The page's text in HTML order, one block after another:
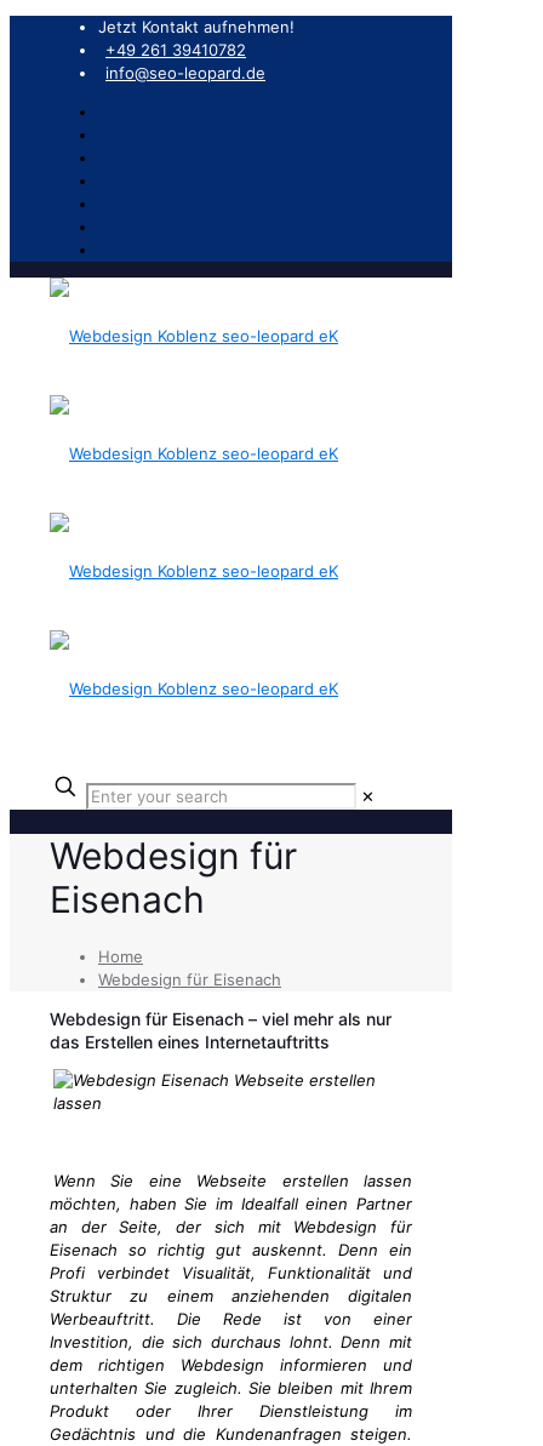
Jetzt Kontakt aufnehmen!
+49 261 39410782
info@seo-leopard.de
✕
Webdesign für
Eisenach
Home
Webdesign für Eisenach
Webdesign für Eisenach – viel mehr als nur
das Erstellen eines Internetauftritts
Wenn Sie eine Webseite erstellen lassen
möchten, haben Sie im Idealfall einen Partner
an der Seite, der sich mit Webdesign für
Eisenach so richtig gut auskennt. Denn ein
Profi verbindet Visualität, Funktionalität und
Struktur zu einem anziehenden digitalen
Werbeauftritt. Die Rede ist von einer
Investition, die sich durchaus lohnt. Denn mit
dem richtigen Webdesign informieren und
unterhalten Sie zugleich. Sie bleiben mit Ihrem
Produkt oder Ihrer Dienstleistung im
Gedächtnis und die Kundenanfragen steigen.